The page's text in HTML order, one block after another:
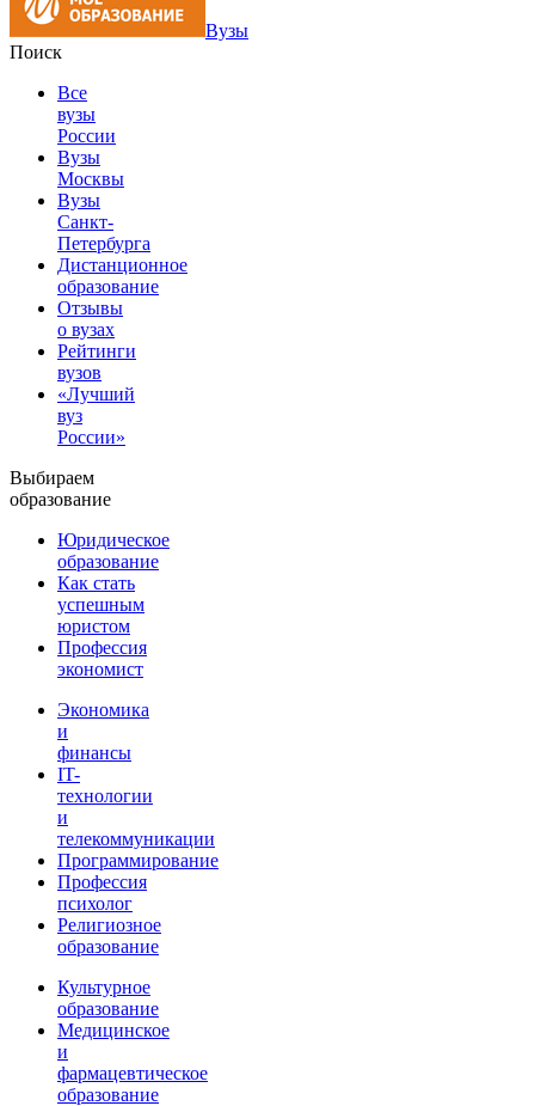
Вузы
Поиск
Все
вузы
России
Вузы
Москвы
Вузы
Санкт-
Петербурга
Дистанционное
образование
Отзывы
о вузах
Рейтинги
вузов
«Лучший
вуз
России»
Выбираем
образование
Юридическое
образование
Как стать
успешным
юристом
Профессия
экономист
Экономика
и
финансы
IT-
технологии
и
телекоммуникации
Программирование
Профессия
психолог
Религиозное
образование
Культурное
образование
Медицинское
и
фармацевтическое
образование